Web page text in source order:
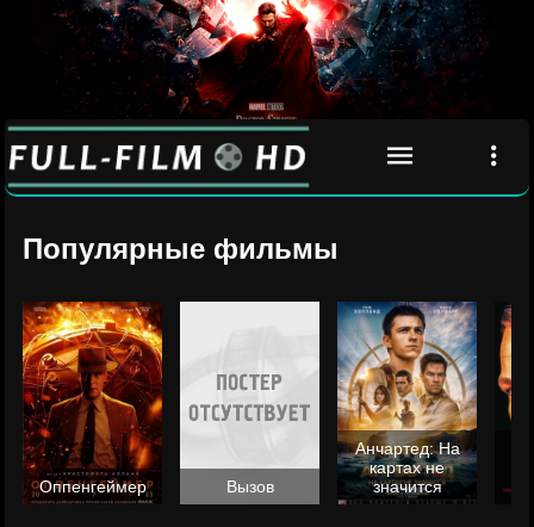
Популярные фильмы
Оппенгеймер Вызов
Анчартед: На
картах не
значится